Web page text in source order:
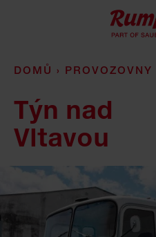
DOMŮ › PROVOZOVNY
Týn nad
Vltavou